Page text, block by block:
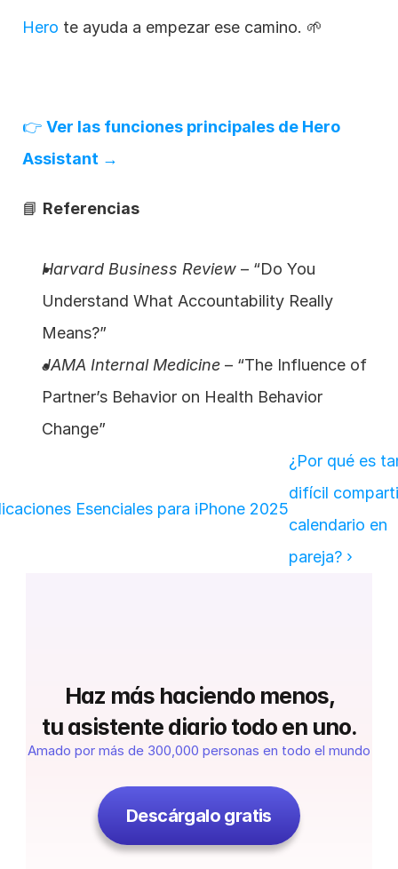
Hero te ayuda a empezar ese camino. 🌱
👉 Ver las funciones principales de Hero
Assistant →
📘 Referencias
Harvard Business Review – “Do You
Understand What Accountability Really
Means?”
JAMA Internal Medicine – “The Influence of
Partner’s Behavior on Health Behavior
Change”
Esenciales para iPhone 2025
¿Por qué es
difícil
calendario en
pareja? ›
Haz más haciendo menos,
tu asistente diario todo en uno.
Amado por más de 300,000 personas en todo el mundo
Descárgalo gratis